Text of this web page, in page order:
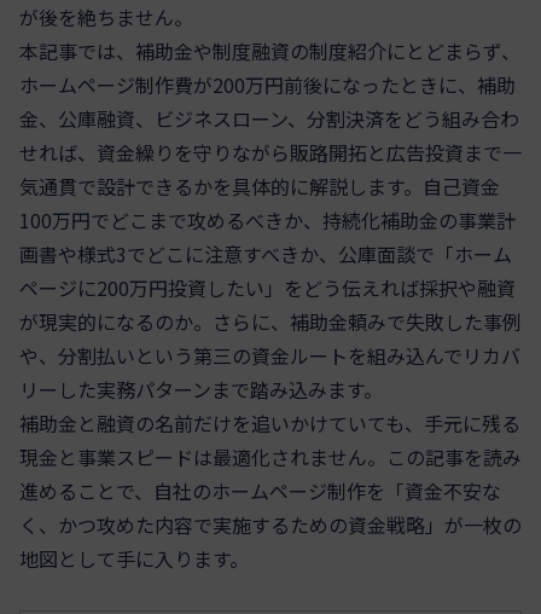
が後を絶ちません。
本記事では、補助金や制度融資の制度紹介にとどまらず、
ホームページ制作費が200万円前後になったときに、補助
金、公庫融資、ビジネスローン、分割決済をどう組み合わ
せれば、資金繰りを守りながら販路開拓と広告投資まで一
気通貫で設計できるかを具体的に解説します。自己資金
100万円でどこまで攻めるべきか、持続化補助金の事業計
画書や様式3でどこに注意すべきか、公庫面談で「ホーム
ページに200万円投資したい」をどう伝えれば採択や融資
が現実的になるのか。さらに、補助金頼みで失敗した事例
や、分割払いという第三の資金ルートを組み込んでリカバ
リーした実務パターンまで踏み込みます。
補助金と融資の名前だけを追いかけていても、手元に残る
現金と事業スピードは最適化されません。この記事を読み
進めることで、自社のホームページ制作を「資金不安な
く、かつ攻めた内容で実施するための資金戦略」が一枚の
地図として手に入ります。